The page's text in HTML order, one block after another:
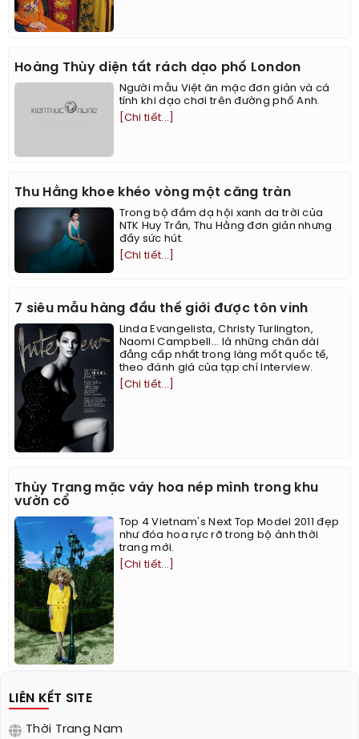
Hoàng Thùy diện tất rách dạo phố London
Người mẫu Việt ăn mặc đơn giản và cá
tính khi dạo chơi trên đường phố Anh.
[Chi tiết...]
Thu Hằng khoe khéo vòng một căng tràn
Trong bộ đầm dạ hội xanh da trời của
NTK Huy Trần, Thu Hằng đơn giản nhưng
đầy sức hút.
[Chi tiết...]
7 siêu mẫu hàng đầu thế giới được tôn vinh
Linda Evangelista, Christy Turlington,
Naomi Campbell... là những chân dài
đẳng cấp nhất trong làng mốt quốc tế,
theo đánh giá của tạp chí Interview.
[Chi tiết...]
Thùy Trang mặc váy hoa nép mình trong khu
vườn cổ
Top 4 Vietnam's Next Top Model 2011 đẹp
như đóa hoa rực rỡ trong bộ ảnh thời
trang mới.
[Chi tiết...]
LIÊN KẾT SITE
Thời Trang Nam